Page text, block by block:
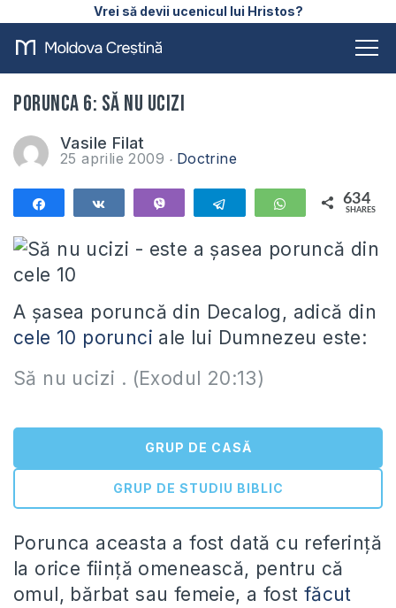
Vrei să devii ucenicul lui Hristos?
Porunca 6: Să nu ucizi
Vasile Filat
25 aprilie 2009 Doctrine
Telegram WhatsApp
634
SHARES
A şasea poruncă din Decalog, adică din
cele 10 porunci ale lui Dumnezeu este:
Să nu ucizi . (Exodul 20:13)
GRUP DE CASĂ
GRUP DE STUDIU BIBLIC
Porunca aceasta a fost dată cu referinţă
la orice fiinţă omenească, pentru că
omul, bărbat sau femeie, a fost făcut